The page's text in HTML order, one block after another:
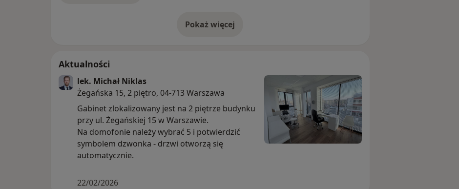
Pokaż więcejo doświadczeniu
Aktualności
lek. Michał Niklas
Żegańska 15, 2 piętro, 04-713 Warszawa
Gabinet zlokalizowany jest na 2 piętrze budynku
przy ul. Żegańskiej 15 w Warszawie.
Na domofonie należy wybrać 5 i potwierdzić
symbolem dzwonka - drzwi otworzą się
automatycznie.
22/02/2026